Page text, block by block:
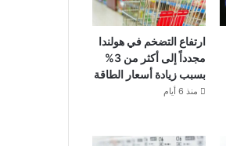
ارتفاع التضخم في هولندا
مجدداً إلى أكثر من 3%
بسبب زيادة أسعار الطاقة
منذ 6 أيام